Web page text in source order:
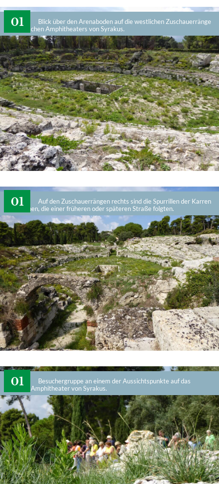
Blick über den Arenaboden auf die westlichen Zuschauerränge
des römischen Amphitheaters von Syrakus.
Auf den Zuschauerrängen rechts sind die Spurrillen der Karren
zu erkennen, die einer früheren oder späteren Straße folgten.
Besuchergruppe an einem der Aussichtspunkte auf das
römische Amphitheater von Syrakus.